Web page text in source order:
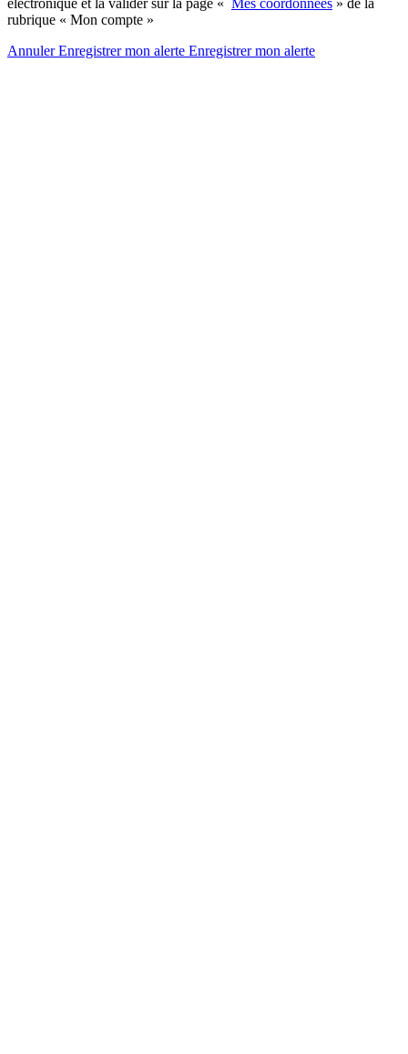
électronique et la valider sur la page « Mes coordonnées » de la
rubrique « Mon compte »
AnnulerEnregistrer mon alerte Enregistrermon alerte